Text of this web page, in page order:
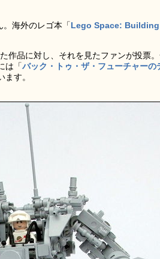
海外のレゴ本「Lego Space:
作品に対し、それを見たファンが投票
は「バック・トゥ・ザ・フューチャーの
す。